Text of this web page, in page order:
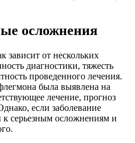
осложнения
зависит от нескольких
диагностики, тяжесть
проведенного лечения.
была выявлена на
лечение, прогноз
если заболевание
к серьезным осложнениям и